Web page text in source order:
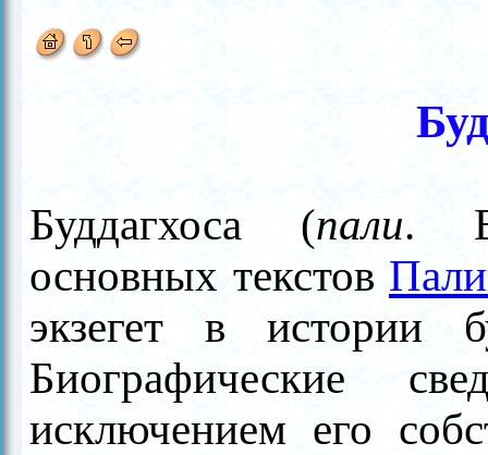
Буддагхоса (пали.
основных текстов
экзегет в
Биографические
исключением его